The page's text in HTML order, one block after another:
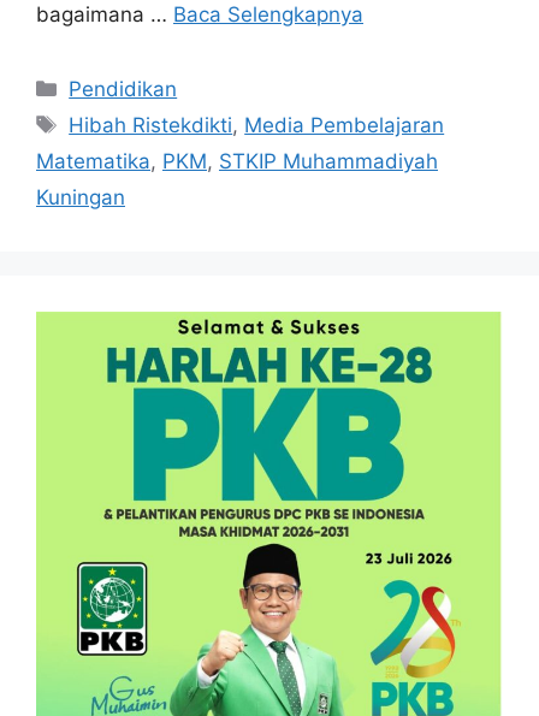
bagaimana … Baca Selengkapnya
Kategori
Pendidikan
Tag
Hibah Ristekdikti, Media Pembelajaran
Matematika, PKM, STKIP Muhammadiyah
Kuningan